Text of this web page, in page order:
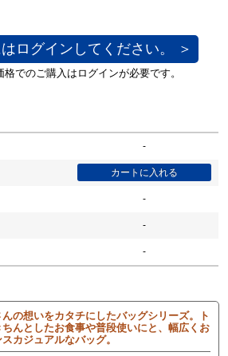
ログインしてください。 ＞
-
-
-
-
の想いをカタチにしたバッグシリーズ。ト
んとしたお食事や普段使いにと、幅広くお
カジュアルなバッグ。